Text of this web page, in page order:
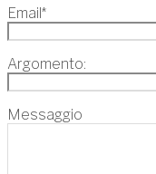
Email*
Argomento:
Messaggio